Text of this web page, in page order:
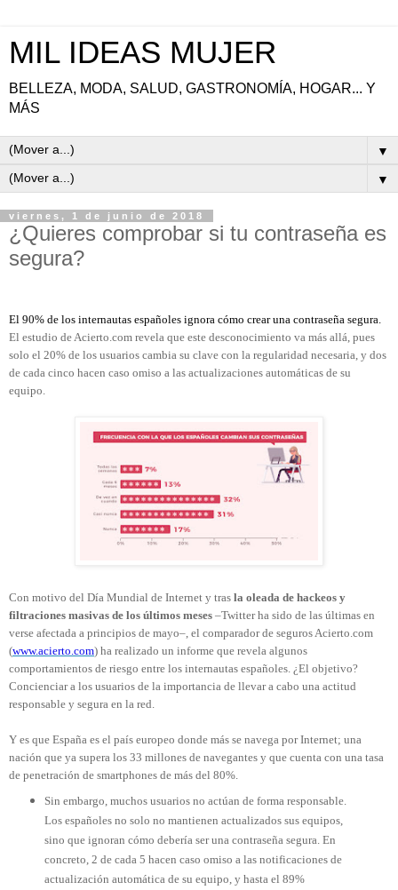
MIL IDEAS MUJER
BELLEZA, MODA, SALUD, GASTRONOMÍA, HOGAR... Y
MÁS
▼
▼
viernes, 1 de junio de 2018
¿Quieres comprobar si tu contraseña es
segura?
El 90% de los internautas españoles ignora cómo crear una contraseña segura.
El estudio de Acierto.com revela que este desconocimiento va más allá, pues
solo el 20% de los usuarios cambia su clave con la regularidad necesaria, y dos
de cada cinco hacen caso omiso a las actualizaciones automáticas de su
equipo.
Con motivo del Día Mundial de Internet y tras la oleada de hackeos y
filtraciones masivas de los últimos meses –Twitter ha sido de las últimas en
verse afectada a principios de mayo–, el comparador de seguros Acierto.com
(www.acierto.com) ha realizado un informe que revela algunos
comportamientos de riesgo entre los internautas españoles. ¿El objetivo?
Concienciar a los usuarios de la importancia de llevar a cabo una actitud
responsable y segura en la red.
Y es que España es el país europeo donde más se navega por Internet; una
nación que ya supera los 33 millones de navegantes y que cuenta con una tasa
de penetración de smartphones de más del 80%.
Sin embargo, muchos usuarios no actúan de forma responsable.
Los españoles no solo no mantienen actualizados sus equipos,
sino que ignoran cómo debería ser una contraseña segura. En
concreto, 2 de cada 5 hacen caso omiso a las notificaciones de
actualización automática de su equipo, y hasta el 89%